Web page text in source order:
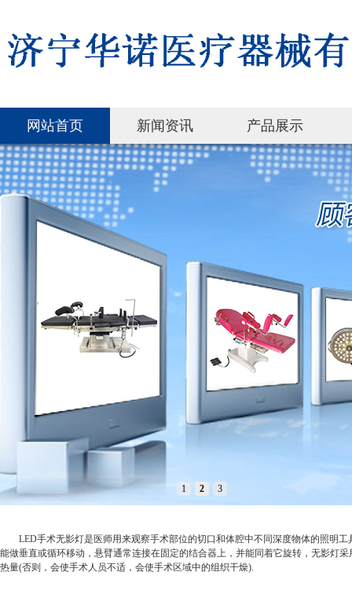
网站首页 新闻资讯 产品展示
1 2 3
LED手术无影灯是医师用来观察手术部位的切口和体腔中不同深度物体的照明工
能做垂直或循环移动，悬臂通常连接在固定的结合器上，并能同着它旋转，无影灯
热量(否则，会使手术人员不适，会使手术区域中的组织干燥).